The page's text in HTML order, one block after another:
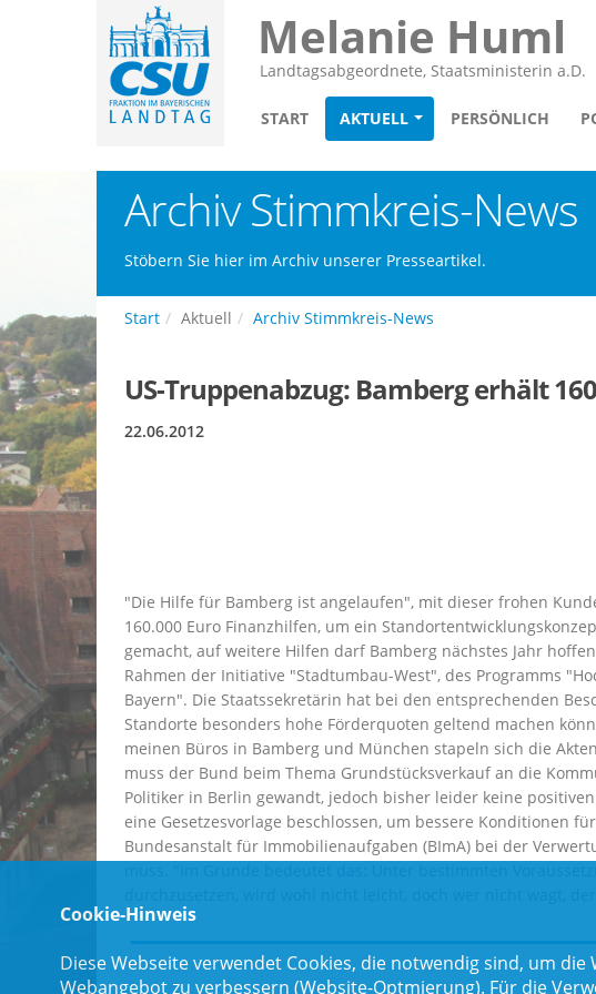
Melanie Huml
Landtagsabgeordnete, Staatsministerin a.D.
START AKTUELL PERSÖNLICH
Archiv Stimmkreis-News
Stöbern Sie hier im Archiv unserer Presseartikel.
Start Aktuell Archiv Stimmkreis-News
US-Truppenabzug: Bamberg erhält
22.06.2012
"Die Hilfe für Bamberg ist angelaufen", mit dieser frohen
160.000 Euro Finanzhilfen, um ein
gemacht, auf weitere Hilfen darf Bamberg nächstes Jahr
Rahmen der Initiative "Stadtumbau-West", des Programms
Bayern". Die Staatssekretärin hat bei den entsprechenden
Standorte besonders hohe Förderquoten geltend machen
meinen Büros in Bamberg und München stapeln sich die
muss der Bund beim Thema Grundstücksverkauf an die
Politiker in Berlin gewandt, jedoch bisher leider keine
eine Gesetzesvorlage beschlossen, um bessere Konditionen
Bundesanstalt für Immobilienaufgaben (BImA) bei der
Cookie-Hinweis
Diese Webseite verwendet Cookies, die notwendig sind, um
Webangebot zu verbessern (Website-Optmierung). Für die